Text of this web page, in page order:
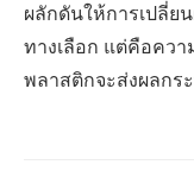
ผลักดันให้การเปลี่ย
ทางเลือก แต่คือคว
พลาสติกจะส่งผลกร